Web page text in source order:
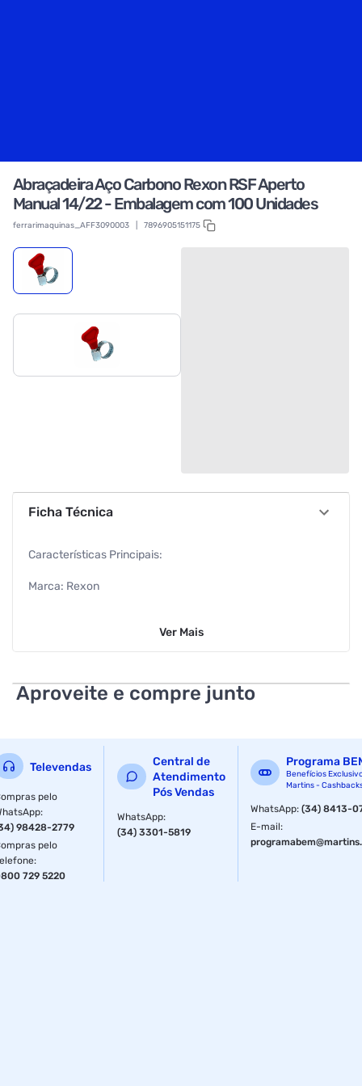
Abraçadeira Aço Carbono Rexon RSF Aperto
Manual 14/22 - Embalagem com 100 Unidades
ferrarimaquinas_AFF3090003 7896905151175
Ficha Técnica
Características Principais:
Marca: Rexon
Material: Aço carbono com acabamento zincado branco
Torque de aperto: 35 kg/cm
Aplicação: Indicada para fixação segura em diversas
instalações
Benefícios: Alta resistência e durabilidade com proteção
contra corrosão
Fornecedor: Ferrari
Ver Mais
Aproveite e compre junto
Televendas
pelo
:
98428-2779
pelo
:
729 5220
Central de
Atendimento
Pós Vendas
WhatsApp:
(34) 3301-5819
Programa
Benefícios
Martins -
WhatsApp:(34) 8413-
E-mail: